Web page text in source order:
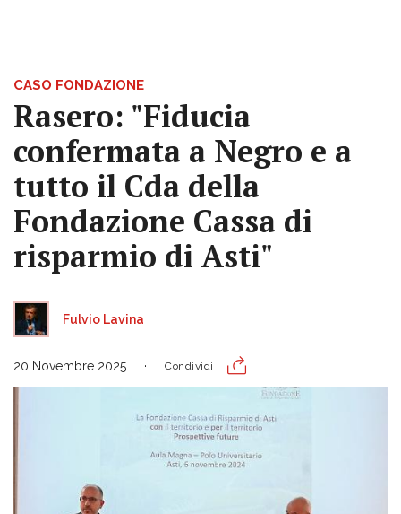
CASO FONDAZIONE
Rasero: "Fiducia
confermata a Negro e a
tutto il Cda della
Fondazione Cassa di
risparmio di Asti"
Fulvio Lavina
20 Novembre 2025 Condividi